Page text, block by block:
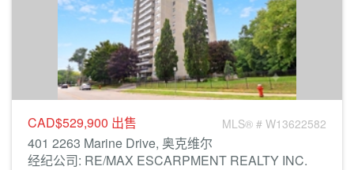
CAD$529,900 出售 MLS® # W13622582
401 2263 Marine Drive, 奥克维尔
经纪公司: RE/MAX ESCARPMENT REALTY INC.